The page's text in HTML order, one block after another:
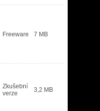
Freeware 7 MB
Zkušební
verze
3,2 MB